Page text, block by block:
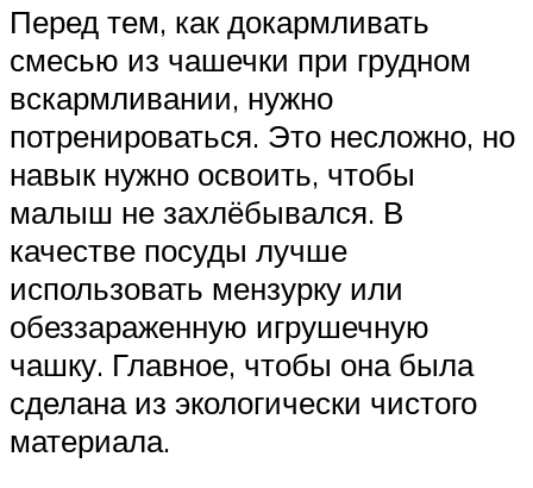
Перед тем, как докармливать
смесью из чашечки при грудном
вскармливании, нужно
потренироваться. Это несложно, но
навык нужно освоить, чтобы
малыш не захлёбывался. В
качестве посуды лучше
использовать мензурку или
обеззараженную игрушечную
чашку. Главное, чтобы она была
сделана из экологически чистого
материала.